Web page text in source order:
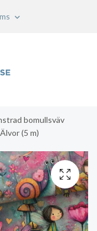
bomullsväv
(5 m)